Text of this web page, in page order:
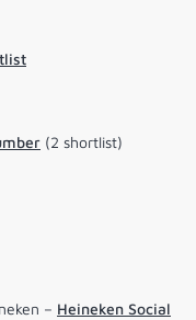
(2 shortlist)
– Heineken Social